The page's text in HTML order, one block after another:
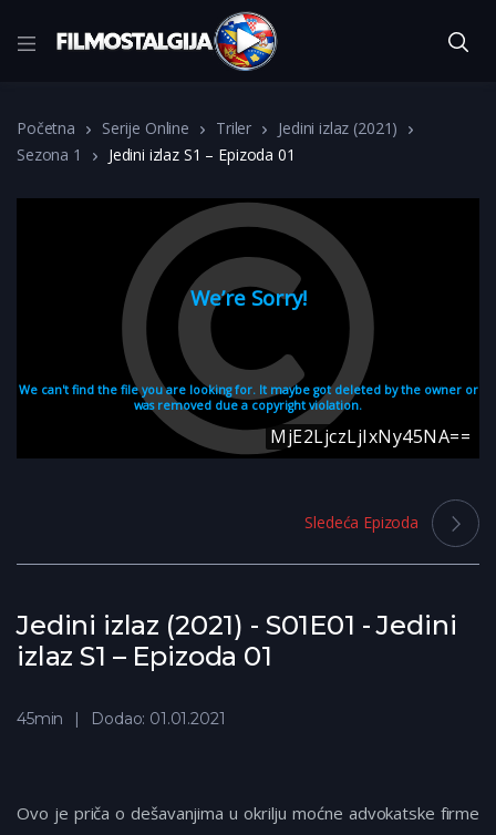
Početna Serije Online Triler
Jedini izlaz (2021)
Sezona 1
Jedini izlaz S1 – Epizoda 01
Jedini izlaz (2021) - S01E01 - Jedini
izlaz S1 – Epizoda 01
Sledeća Epizoda
45min Dodao: 01.01.2021
Ovo je priča o dešavanjima u okrilju moćne advokatske firme